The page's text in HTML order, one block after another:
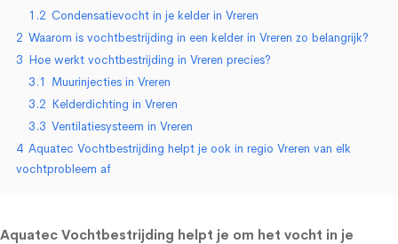
1.2 Condensatievocht in je kelder in Vreren
2 Waarom is vochtbestrijding in een kelder in Vreren zo belangrijk?
3 Hoe werkt vochtbestrijding in Vreren precies?
3.1 Muurinjecties in Vreren
3.2 Kelderdichting in Vreren
3.3 Ventilatiesysteem in Vreren
4 Aquatec Vochtbestrijding helpt je ook in regio Vreren van elk
vochtprobleem af
Aquatec Vochtbestrijding helpt je om het vocht in je